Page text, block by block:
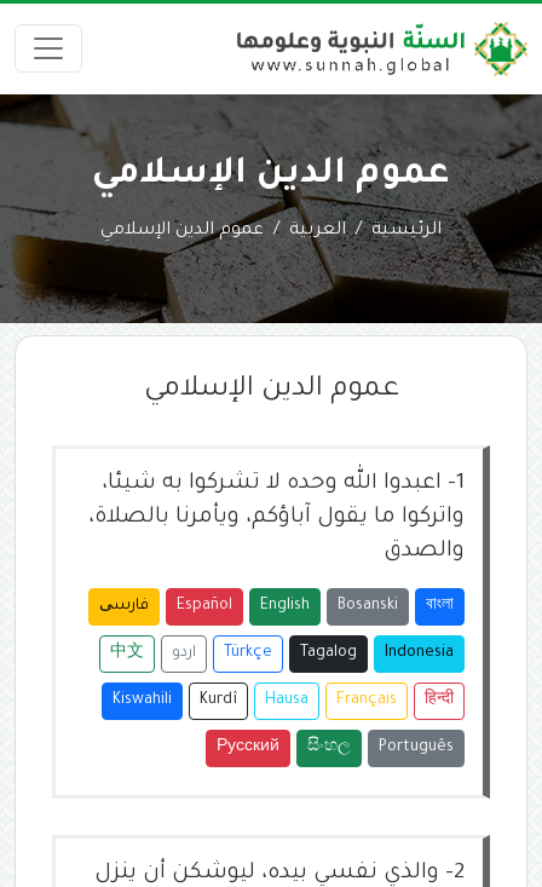
عموم الدين الإسلامي
الرئيسية العربية عموم الدين الإسلامي
عموم الدين الإسلامي
1-
اعبدوا الله وحده لا تشركوا به شيئا،
واتركوا ما يقول آباؤكم، ويأمرنا بالصلاة،
والصدق
বাংলা
Bosanski
English
Español فارسی
Indonesia
Tagalog
Türkçe اردو 中文
हिन्दी
Français
Hausa
Kurdî
Kiswahili
Português
සිංහල
Русский
2-
والذي نفسي بيده، ليوشكن أن ينزل